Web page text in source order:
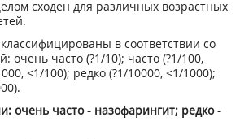
сходен для различных возрастных
в соответствии со
очень часто (?1/10); часто (?1/100,
<1/100); редко (?1/10000, <1/1000);
очень часто - назофарингит; редко -